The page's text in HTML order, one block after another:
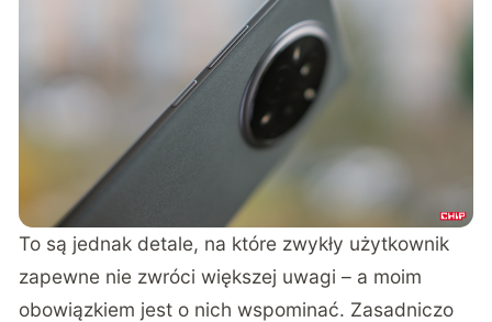
To są jednak detale, na które zwykły użytkownik
zapewne nie zwróci większej uwagi – a moim
obowiązkiem jest o nich wspominać. Zasadniczo